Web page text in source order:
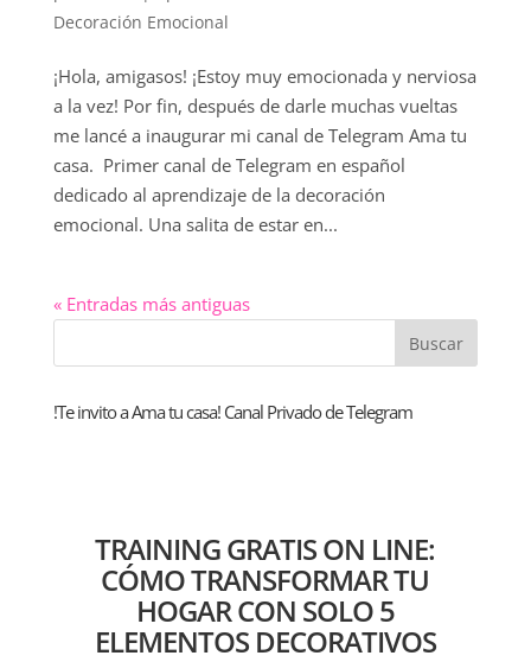
Decoración Emocional
¡Hola, amigasos! ¡Estoy muy emocionada y nerviosa
a la vez! Por fin, después de darle muchas vueltas
me lancé a inaugurar mi canal de Telegram Ama tu
casa. Primer canal de Telegram en español
dedicado al aprendizaje de la decoración
emocional. Una salita de estar en...
« Entradas más antiguas
!Te invito a Ama tu casa! Canal Privado de Telegram
TRAINING GRATIS ON LINE:
CÓMO TRANSFORMAR TU
HOGAR CON SOLO 5
ELEMENTOS DECORATIVOS